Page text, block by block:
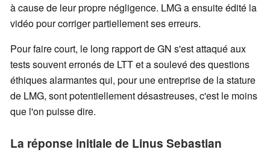
à cause de leur propre négligence. LMG a ensuite édité la
vidéo pour corriger partiellement ses erreurs.
Pour faire court, le long rapport de GN s'est attaqué aux
tests souvent erronés de LTT et a soulevé des questions
éthiques alarmantes qui, pour une entreprise de la stature
de LMG, sont potentiellement désastreuses, c'est le moins
que l'on puisse dire.
La réponse initiale de Linus Sebastian